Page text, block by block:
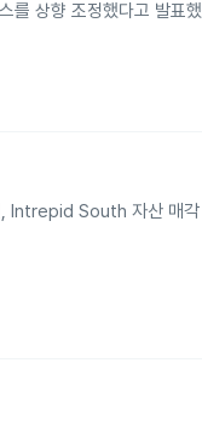
를 상향 조정했다고 발표
Intrepid South 자산 매각